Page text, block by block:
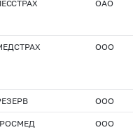
ОАО
ООО
ООО
ООО